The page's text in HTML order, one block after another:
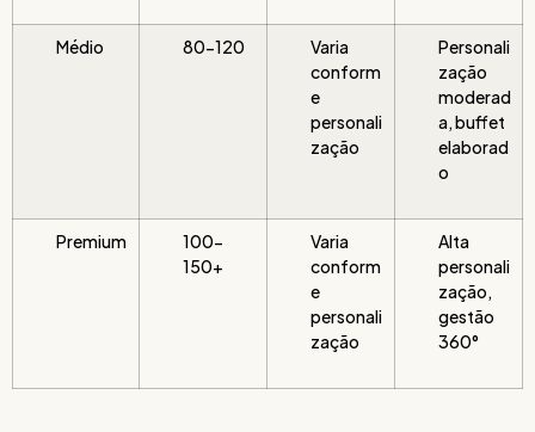
Médio 80-120
Varia
conform
e
personali
zação
Personali
zação
moderad
a, buffet
elaborad
o
Premium
100-
150+
Varia
conform
e
personali
zação
Alta
personali
zação,
gestão
360°